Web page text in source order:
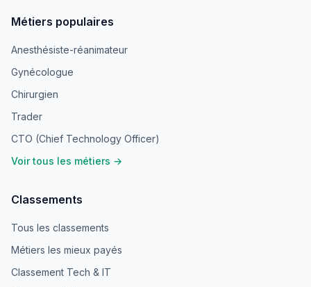
Métiers populaires
Anesthésiste-réanimateur
Gynécologue
Chirurgien
Trader
CTO (Chief Technology Officer)
Voir tous les métiers →
Classements
Tous les classements
Métiers les mieux payés
Classement Tech & IT